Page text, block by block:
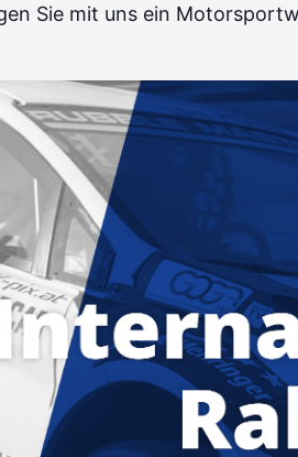
Sie mit uns ein